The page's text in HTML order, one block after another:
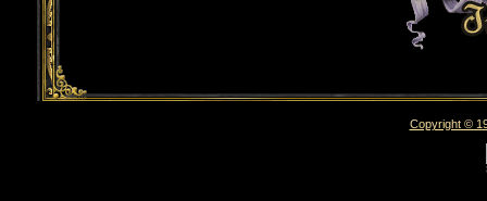
Copyright ©